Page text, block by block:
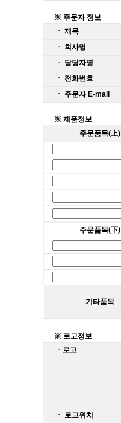
※ 주문자 정보
ㆍ 제목
ㆍ 회사명
ㆍ 담당자명
ㆍ 전화번호
ㆍ 주문자 E-mail
※ 제품정보
주문품목(上)
주문품목(下)
기타품목
※ 로고정보
ㆍ로고
ㆍ 로고위치